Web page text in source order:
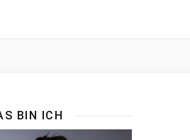
BIN ICH